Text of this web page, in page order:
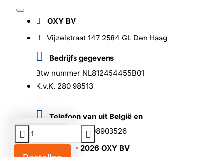
OXY BV
Vijzelstraat 147 2584 GL Den Haag
Bedrijfs gegevens
Btw nummer NL812454455B01
K.v.K. 280 98513
Telefoon van uit België en
buitenland +31708903526
© 2003- 2026 OXY BV